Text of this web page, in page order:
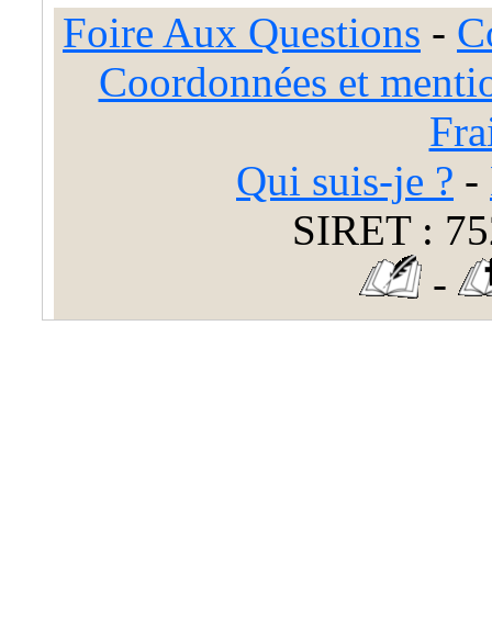
Foire Aux Questions -
Coordonnées et
Qui suis-je ? -
SIRET :
-